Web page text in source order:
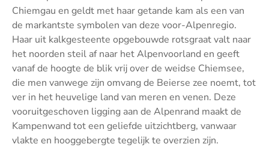
Chiemgau en geldt met haar getande kam als een van
de markantste symbolen van deze voor-Alpenregio.
Haar uit kalkgesteente opgebouwde rotsgraat valt naar
het noorden steil af naar het Alpenvoorland en geeft
vanaf de hoogte de blik vrij over de weidse Chiemsee,
die men vanwege zijn omvang de Beierse zee noemt, tot
ver in het heuvelige land van meren en venen. Deze
vooruitgeschoven ligging aan de Alpenrand maakt de
Kampenwand tot een geliefde uitzichtberg, vanwaar
vlakte en hooggebergte tegelijk te overzien zijn.